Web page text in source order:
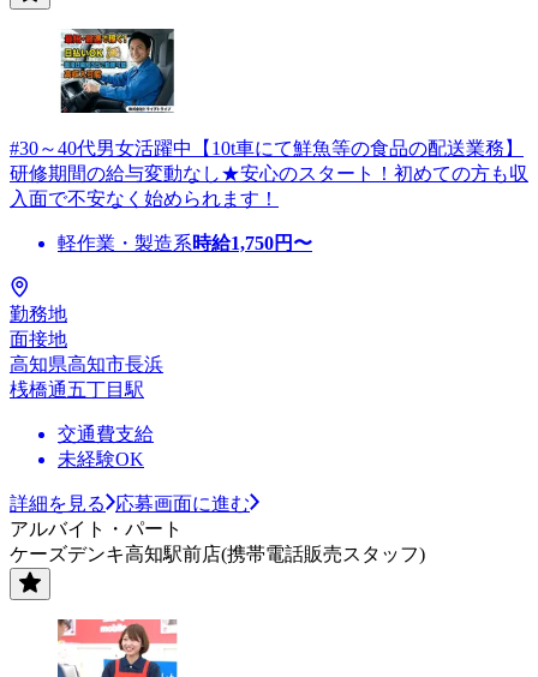
#30～40代男女活躍中【10t車にて鮮魚等の食品の配送業務】
研修期間の給与変動なし★安心のスタート！初めての方も収
入面で不安なく始められます！
軽作業・製造系時給1,750円〜
勤務地
面接地
高知県高知市長浜
桟橋通五丁目駅
交通費支給
未経験OK
詳細を見る
応募画面に進む
アルバイト・パート
ケーズデンキ高知駅前店(携帯電話販売スタッフ)